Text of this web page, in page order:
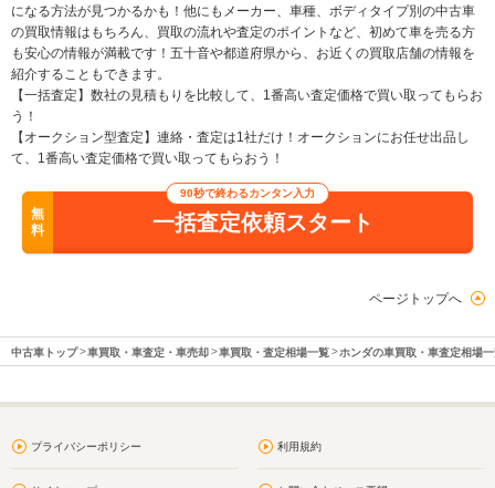
になる方法が見つかるかも！他にもメーカー、車種、ボディタイプ別の中古車
の買取情報はもちろん、買取の流れや査定のポイントなど、初めて車を売る方
も安心の情報が満載です！五十音や都道府県から、お近くの買取店舗の情報を
紹介することもできます。
【一括査定】数社の見積もりを比較して、1番高い査定価格で買い取ってもらお
う！
【オークション型査定】連絡・査定は1社だけ！オークションにお任せ出品し
て、1番高い査定価格で買い取ってもらおう！
無
料
90秒で終わるカンタン入力
一括査定依頼スタート
ページトップへ
中古車トップ 車買取・車査定・車売却 車買取・査定相場一覧 ホンダの車買取・車査定相場
プライバシーポリシー 利用規約